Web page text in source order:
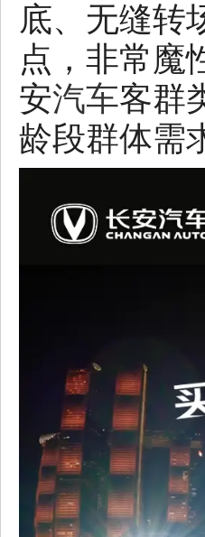
底、无缝转
点，非常魔
安汽车客群
龄段群体需